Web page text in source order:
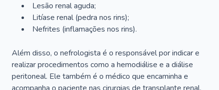
Lesão renal aguda;
Litíase renal (pedra nos rins);
Nefrites (inflamações nos rins).
Além disso, o nefrologista é o responsável por indicar e
realizar procedimentos como a hemodiálise e a diálise
peritoneal. Ele também é o médico que encaminha e